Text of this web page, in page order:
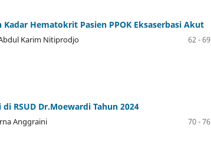
Hematokrit Pasien PPOK Eksaserbasi Akut
Karim Nitiprodjo
62 - 69
di RSUD Dr.Moewardi Tahun 2024
Anggraini
70 - 76